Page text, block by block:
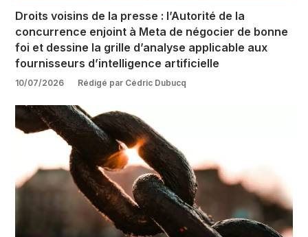
Droits voisins de la presse : l’Autorité de la
concurrence enjoint à Meta de négocier de bonne
foi et dessine la grille d’analyse applicable aux
fournisseurs d’intelligence artificielle
10/07/2026 Rédigé par Cédric Dubucq